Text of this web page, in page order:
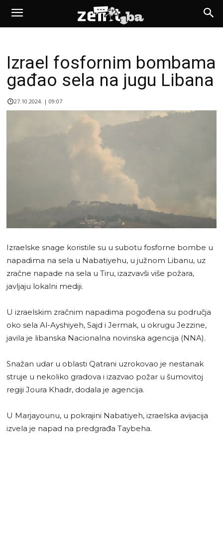
Izrael fosfornim bombama
gađao sela na jugu Libana
27.10.2024. | 09:07
Izraelske snage koristile su u subotu fosforne bombe u
napadima na sela u Nabatiyehu, u južnom Libanu, uz
zračne napade na sela u Tiru, izazvavši više požara,
javljaju lokalni mediji.
U izraelskim zračnim napadima pogođena su područja
oko sela Al-Ayshiyeh, Sajd i Jermak, u okrugu Jezzine,
javila je libanska Nacionalna novinska agencija (NNA).
Snažan udar u oblasti Qatrani uzrokovao je nestanak
struje u nekoliko gradova i izazvao požar u šumovitoj
regiji Joura Khadr, dodala je agencija.
U Marjayounu, u pokrajini Nabatiyeh, izraelska avijacija
izvela je napad na predgrađa Taybeha.